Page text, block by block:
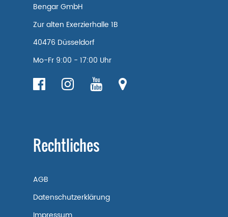
Bengar GmbH
Zur alten Exerzierhalle 1B
40476 Düsseldorf
Mo-Fr 9:00 - 17:00 Uhr
Rechtliches
AGB
Datenschutzerklärung